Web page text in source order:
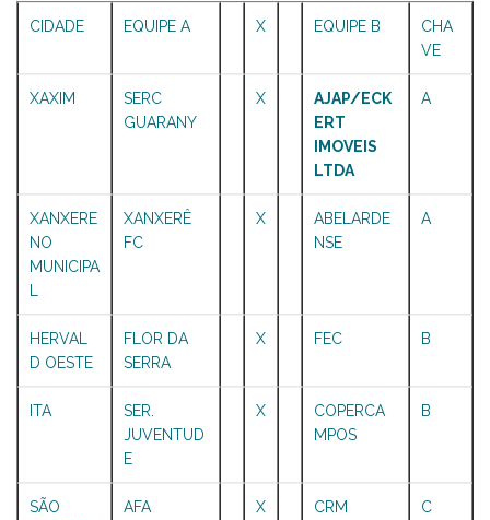
CIDADE EQUIPE A X EQUIPE B
CHA
VE
XAXIM
SERC
GUARANY
X
AJAP/ECK
ERT
IMOVEIS
LTDA
A
XANXERE
NO
MUNICIPA
L
XANXERÊ
FC
X
ABELARDE
NSE
A
HERVAL
D OESTE
FLOR DA
SERRA
X FEC B
ITA
SER.
JUVENTUD
E
X
COPERCA
MPOS
B
SÃO
AFA X CRM C